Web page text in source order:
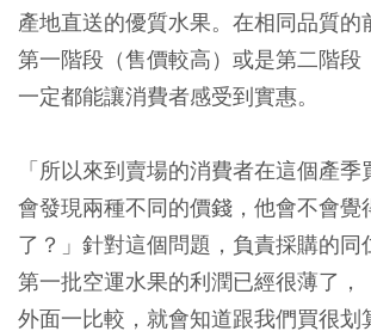
產地直送的優質水果。在相同品質的
第一階段（售價較高）或是第二階段
一定都能讓消費者感受到實惠。
「所以來到賣場的消費者在這個產季
會發現兩種不同的價錢，他會不會覺
了？」針對這個問題，負責採購的同
第一批空運水果的利潤已經很薄了，
外面一比較，就會知道跟我們買很划